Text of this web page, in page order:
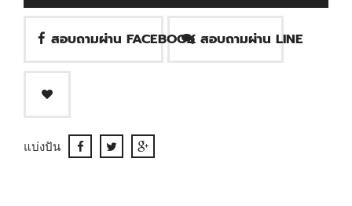
สอบถามผ่าน FACEBOOK สอบถามผ่าน LINE
แบ่งปัน